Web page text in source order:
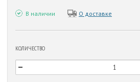
В наличии О доставке
КОЛИЧЕСТВО